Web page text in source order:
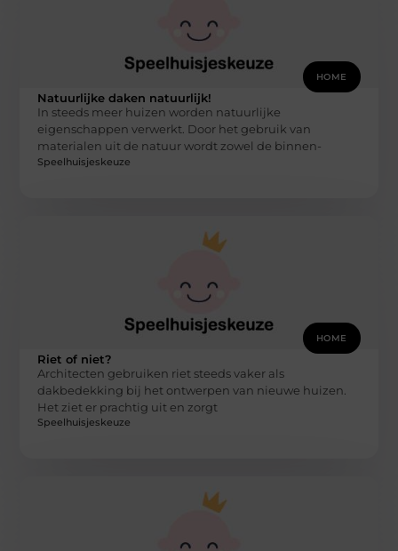
HOME
Natuurlijke daken natuurlijk!
In steeds meer huizen worden natuurlijke
eigenschappen verwerkt. Door het gebruik van
materialen uit de natuur wordt zowel de binnen-
Speelhuisjeskeuze
HOME
Riet of niet?
Architecten gebruiken riet steeds vaker als
dakbedekking bij het ontwerpen van nieuwe huizen.
Het ziet er prachtig uit en zorgt
Speelhuisjeskeuze